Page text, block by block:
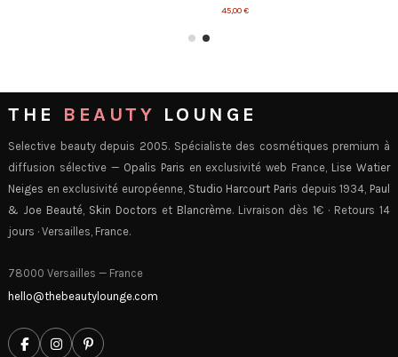
45,00 €
THE BEAUTY LOUNGE
Selective beauty depuis 2005. Spécialiste des cosmétiques premium à
diffusion sélective — Opalis Paris en exclusivité web France, Lise Watier
Neiges en exclusivité européenne, Studio Harcourt Paris depuis 1934, Paul
& Joe Beauté, Skin Doctors et Blancrème. Livraison dès 1€ · Retours 14
jours · Versailles, France.
78000 Versailles — France
hello@thebeautylounge.com